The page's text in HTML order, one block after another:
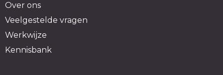
Over ons
Veelgestelde vragen
Werkwijze
Kennisbank